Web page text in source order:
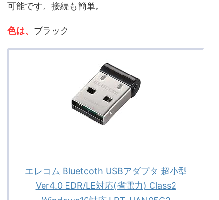
可能です。接続も簡単。
色は、 ブラック
エレコム Bluetooth USBアダプタ 超小型
Ver4.0 EDR/LE対応(省電力) Class2